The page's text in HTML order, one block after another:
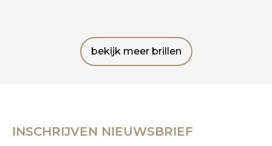
bekijk meer brillen
INSCHRIJVEN NIEUWSBRIEF